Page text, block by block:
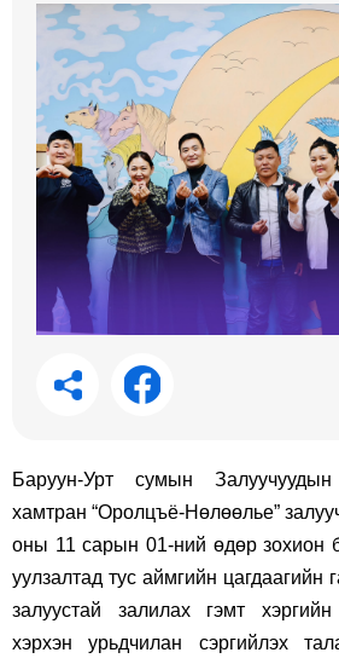
Баруун-Урт сумын
хамтран “Оролцъё-Нөлөөлье”
оны 11 сарын 01-ний өдөр зохион
уулзалтад тус аймгийн цагдаагийн
залуустай залилах гэмт
хэрхэн урьдчилан сэргийлэх